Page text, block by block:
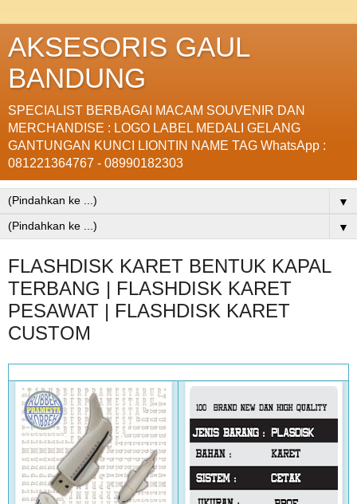
AKSESORIS GAUL
BANDUNG
SPECIALIST BERBAGAI MACAM SOUVENIR DAN
MERCHANDISE : LOGO LABEL MEDALI GELANG
GANTUNGAN KUNCI LIONTIN NAME TAG WhatsApp :
081221364767 - 08990182303
▼
▼
FLASHDISK KARET BENTUK KAPAL
TERBANG | FLASHDISK KARET
PESAWAT | FLASHDISK KARET
CUSTOM